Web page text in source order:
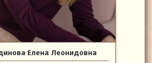
Елена Леонидовна